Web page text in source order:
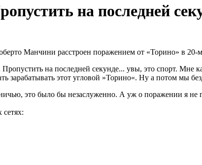
на последней
Манчини расстроен поражением от «Торино» в 20-
на последней секунде... увы, это спорт.
зарабатывать этот угловой »Торино«. Ну а потом мы
это было бы незаслуженно. А уж о поражении я не